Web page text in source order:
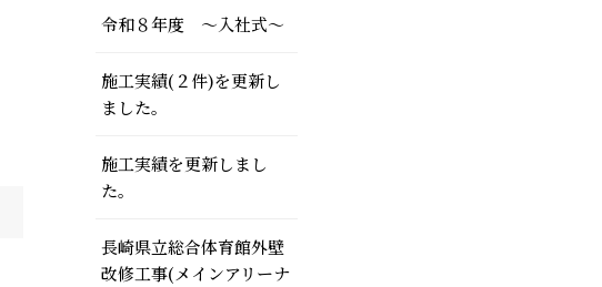
令和８年度 ～入社式～
施工実績(２件)を更新し
ました。
施工実績を更新しまし
た。
長崎県立総合体育館外壁
改修工事(メインアリーナ